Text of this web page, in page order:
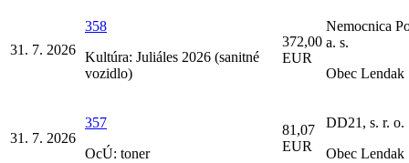
31. 7. 2026
358
Kultúra: Juliáles 2026 (sanitné
vozidlo)
372,00
EUR
Nemocnica
a. s.
Obec Lendak
31. 7. 2026
357
OcÚ: toner
81,07
EUR
DD21, s. r. o.
Obec Lendak